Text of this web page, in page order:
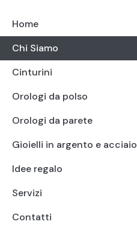
Home
Chi Siamo
Cinturini
Orologi da polso
Orologi da parete
Gioielli in argento e acciaio
Idee regalo
Servizi
Contatti